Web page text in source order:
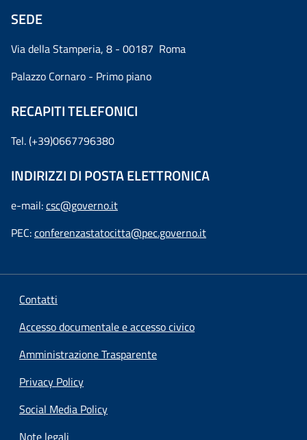
SEDE
Via della Stamperia, 8 - 00187 Roma
Palazzo Cornaro - Primo piano
RECAPITI TELEFONICI
Tel. (+39)0667796380
INDIRIZZI DI POSTA ELETTRONICA
e-mail:csc@governo.it
PEC:conferenzastatocitta@pec.governo.it
Contatti
Accesso documentale e accesso civico
Amministrazione Trasparente
Privacy Policy
Social Media Policy
Note legali